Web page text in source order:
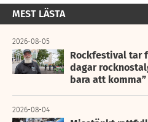
MEST LÄSTA
2026-08-05
Rockfestival tar
dagar
bara att komma”
2026-08-04